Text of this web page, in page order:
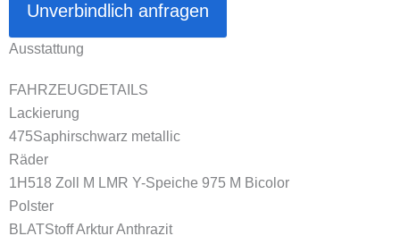
Unverbindlich anfragen
Ausstattung
FAHRZEUGDETAILS
Lackierung
475Saphirschwarz metallic
Räder
1H518 Zoll M LMR Y-Speiche 975 M Bicolor
Polster
BLATStoff Arktur Anthrazit